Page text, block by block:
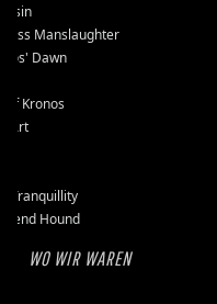
Manslaughter
Dawn
of Kronos
Art
Tranquillity
Hound
WO WIR WAREN